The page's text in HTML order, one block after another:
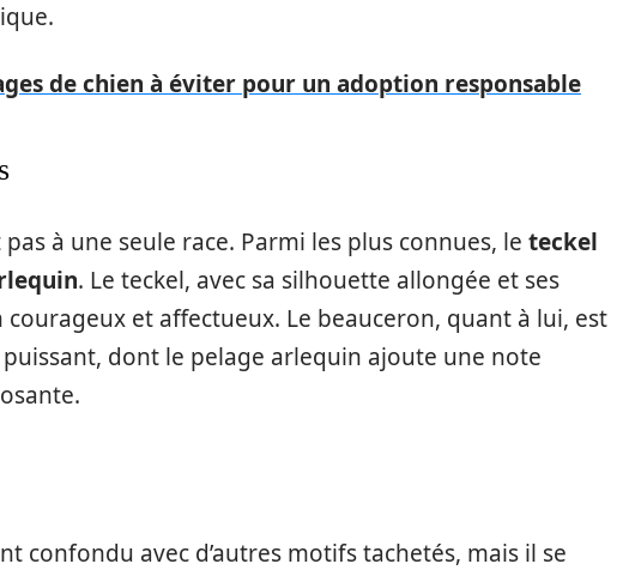
de chien à éviter pour un adoption responsable
à une seule race. Parmi les plus connues, le teckel
. Le teckel, avec sa silhouette allongée et ses
et affectueux. Le beauceron, quant à lui, est
dont le pelage arlequin ajoute une note
confondu avec d’autres motifs tachetés, mais il se